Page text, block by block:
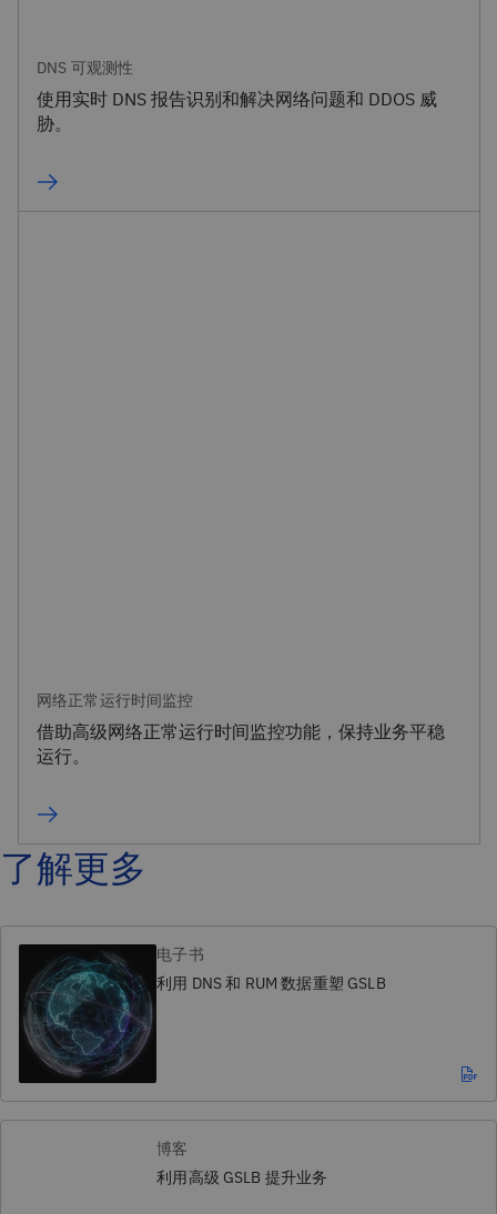
DNS 可观测性
使用实时 DNS 报告识别和解决网络问题和 DDOS 威
胁。
网络正常运行时间监控
借助高级网络正常运行时间监控功能，保持业务平稳
运行。
了解更多
电子书
利用 DNS 和 RUM 数据重塑 GSLB
博客
利用高级 GSLB 提升业务